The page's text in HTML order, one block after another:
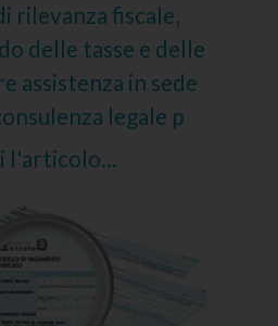
rilevanza fiscale,
delle tasse e delle
assistenza in sede
legale p
l'articolo...